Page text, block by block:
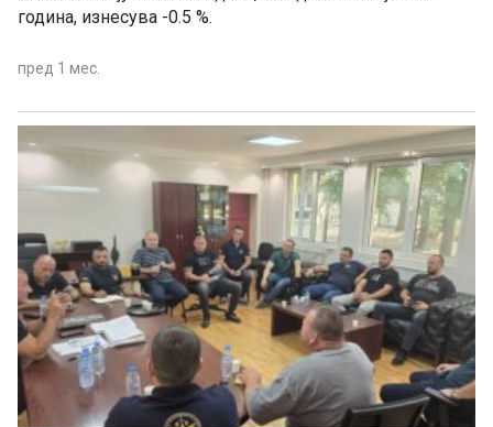
година, изнесува -0.5 %.
пред 1 мес.